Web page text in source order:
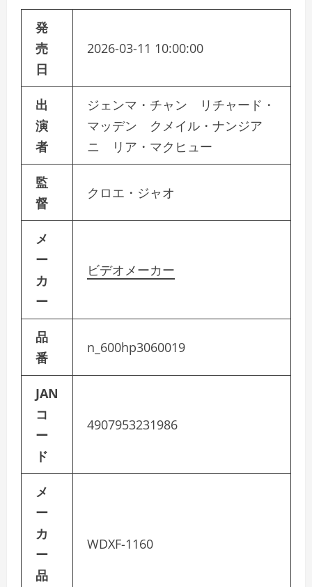
発
売
日
2026-03-11 10:00:00
出
演
者
ジェンマ・チャン リチャード・
マッデン クメイル・ナンジア
ニ リア・マクヒュー
監
督
クロエ・ジャオ
メ
ー
カ
ー
ビデオメーカー
品
番
n_600hp3060019
JAN
コ
ー
ド
4907953231986
メ
ー
カ
ー
品
WDXF-1160